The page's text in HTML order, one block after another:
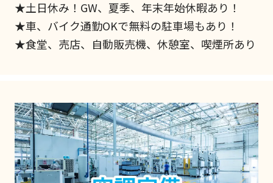
★土日休み！GW、夏季、年末年始休暇あり！
★車、バイク通勤OKで無料の駐車場もあり！
★食堂、売店、自動販売機、休憩室、喫煙所あり